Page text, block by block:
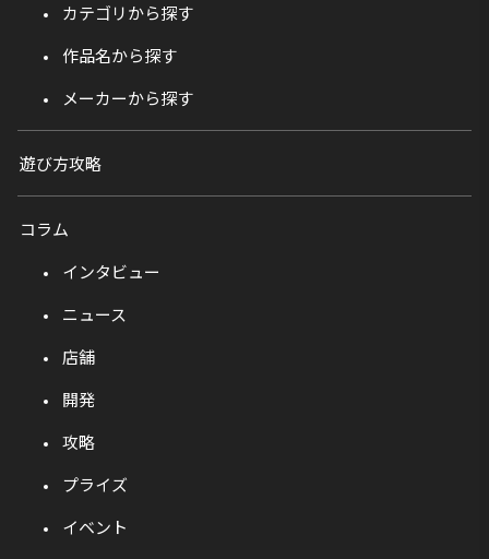
カテゴリから探す
作品名から探す
メーカーから探す
遊び方攻略
コラム
インタビュー
ニュース
店舗
開発
攻略
プライズ
イベント